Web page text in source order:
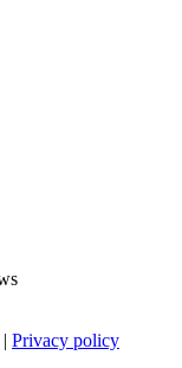
| Privacy policy